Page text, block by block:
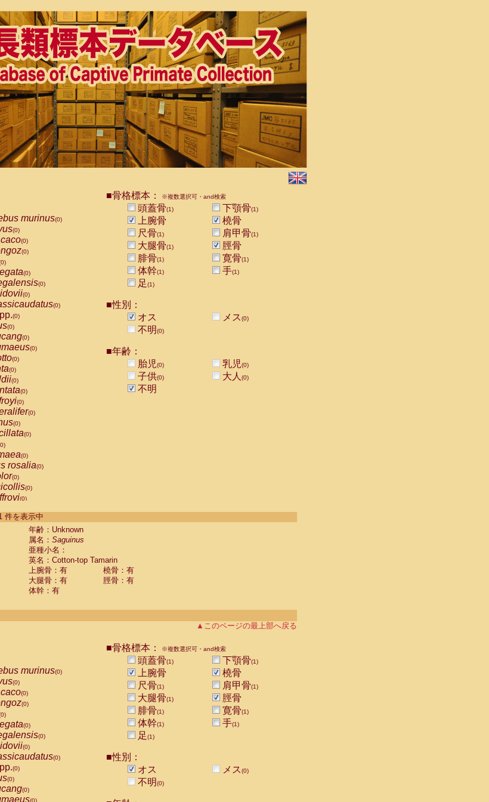
murinus(0)
(0)
(0)
(0)
(0)
(0)
(0)
(0)
(0)
(0)
(0)
(0)
(0)
(0)
(0)
(0)
(0)
(0)
(0)
(0)
(0)
rosalia(0)
(0)
(0)
(0)
(0)
(0)
(0)
(0)
(0)
(0)
(0)
(0)
(0)
cana
rubicundus
■骨格標本： ※複数選択可・and検索
頭蓋骨(1) 下顎骨(1)
上腕骨
橈骨
尺骨(1) 肩甲骨(1)
大腿骨(1)
脛骨
腓骨(1) 寛骨(1)
体幹(1) 手(1)
足(1)
■性別：
オス
メス(0)
不明(0)
■年齢：
胎児(0) 乳児(0)
子供(0) 大人 (0)
不明
件を表示中
年齢：Unknown
属名： Saguinus
亜種小名：
英名：Cotton-top Tamarin
上腕骨：有
橈骨：有
大腿骨：有
脛骨：有
体幹：有
▲このページの最上部へ戻る
murinus(0)
(0)
(0)
(0)
(0)
(0)
(0)
(0)
(0)
(0)
(0)
(0)
■骨格標本： ※複数選択可・and検索
頭蓋骨(1) 下顎骨(1)
上腕骨
橈骨
尺骨(1) 肩甲骨(1)
大腿骨(1)
脛骨
腓骨(1) 寛骨(1)
体幹(1) 手(1)
足(1)
■性別：
オス
メス(0)
不明(0)